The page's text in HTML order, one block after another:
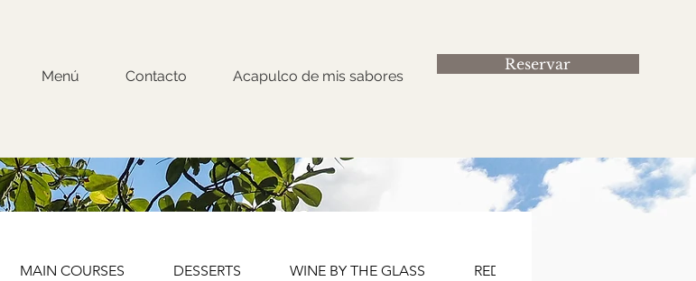
Menú Contacto Acapulco de mis sabores
Reservar
MAIN COURSES DESSERTS WINE BY THE GLASS RED WINES